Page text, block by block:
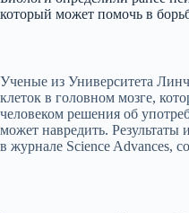
который может помочь в
Ученые из Университета
клеток в головном мозге,
человеком решения об
может навредить.
в журнале Science Advances,